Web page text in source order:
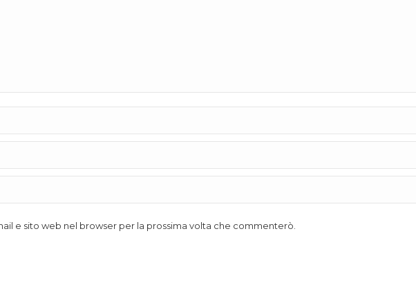
e sito web nel browser per la prossima volta che commenterò.